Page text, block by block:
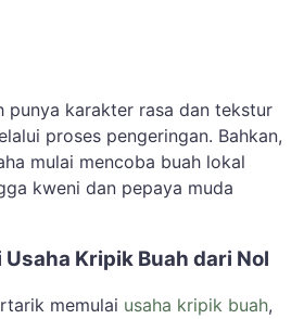
punya karakter rasa dan tekstur
proses pengeringan. Bahkan,
mulai mencoba buah lokal
kweni dan pepaya muda
Kripik Buah dari Nol
memulai usaha kripik buah,